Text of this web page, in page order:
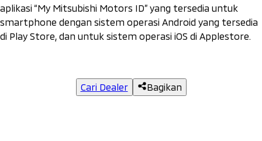
aplikasi “My Mitsubishi Motors ID” yang tersedia untuk
smartphone dengan sistem operasi Android yang tersedia
di Play Store, dan untuk sistem operasi iOS di Applestore.
Cari Dealer Bagikan